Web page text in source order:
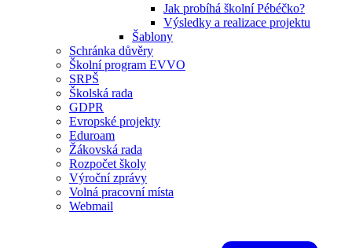
Jak probíhá školní Pébéčko?
Výsledky a realizace projektu
Šablony
Schránka důvěry
Školní program EVVO
SRPŠ
Školská rada
GDPR
Evropské projekty
Eduroam
Žákovská rada
Rozpočet školy
Výroční zprávy
Volná pracovní místa
Webmail